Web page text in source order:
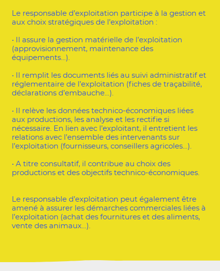
Le responsable d’exploitation participe à la gestion et
aux choix stratégiques de l’exploitation :
• Il assure la gestion matérielle de l’exploitation
(approvisionnement, maintenance des
équipements…).
• Il remplit les documents liés au suivi administratif et
réglementaire de l’exploitation (fiches de traçabilité,
déclarations d’embauche…).
• Il relève les données technico-économiques liées
aux productions, les analyse et les rectifie si
nécessaire. En lien avec l’exploitant, il entretient les
relations avec l’ensemble des intervenants sur
l’exploitation (fournisseurs, conseillers agricoles…).
• A titre consultatif, il contribue au choix des
productions et des objectifs technico-économiques.
Le responsable d’exploitation peut également être
amené à assurer les démarches commerciales liées à
l’exploitation (achat des fournitures et des aliments,
vente des animaux…).